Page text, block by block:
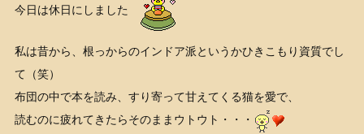
今日は休日にしました
私は昔から、根っからのインドア派というかひきこもり資質でし
て（笑）
布団の中で本を読み、すり寄って甘えてくる猫を愛で、
読むのに疲れてきたらそのままウトウト・・・